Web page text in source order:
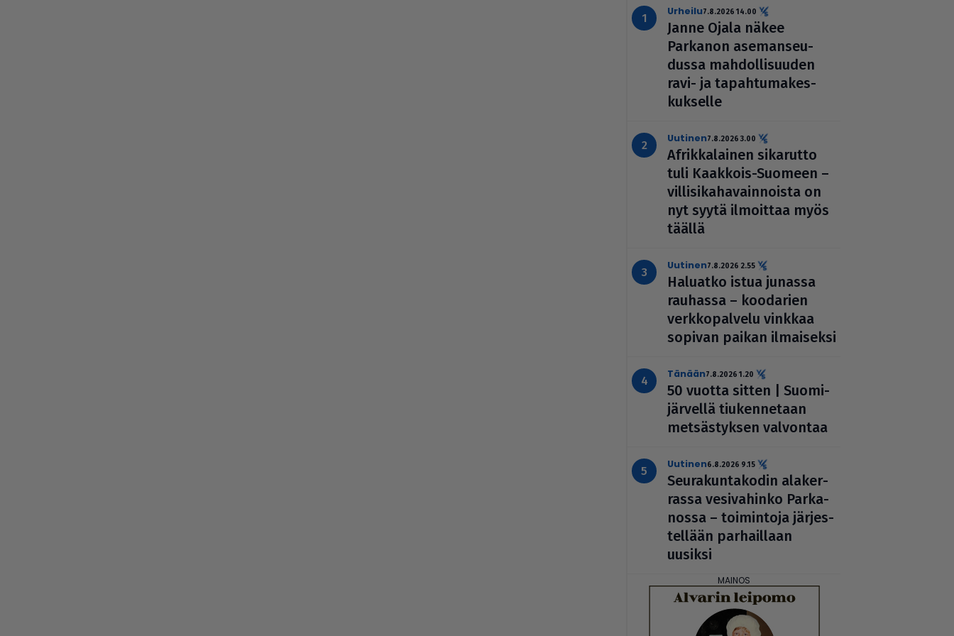
urheilu7.8.2026 14.00
Janne Ojala näkee
Parkanon ase­man­seu­
dussa mah­dol­li­suu­den
ravi- ja tapah­tu­ma­kes­
kuk­selle
uutinen7.8.2026 3.00
Afrik­ka­lai­nen sikarutto
tuli Kaakkois-Suomeen –
vil­li­si­ka­ha­vain­noista on
nyt syytä ilmoittaa myös
täällä
uutinen7.8.2026 2.55
Haluatko istua junassa
rauhassa – koodarien
verk­ko­pal­velu vinkkaa
sopivan paikan ilmai­seksi
Tänään7.8.2026 1.20
50 vuotta sitten | Suo­mi­
jär­vellä tiu­ken­ne­taan
met­säs­tyk­sen valvontaa
uutinen6.8.2026 9.15
Seu­ra­kun­ta­ko­din ala­ker­
rassa vesi­va­hinko Par­ka­
nossa – toi­min­toja jär­jes­
tel­lään par­hail­laan
uusiksi